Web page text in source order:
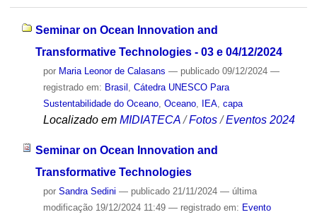
Seminar on Ocean Innovation and
Transformative Technologies - 03 e 04/12/2024
por Maria Leonor de Calasans — publicado09/12/2024 —
registrado em: Brasil
Cátedra UNESCO Para
Sustentabilidade do Oceano, Oceano, IEA, capa
Localizado em MIDIATECA /Fotos /Eventos 2024
Seminar on Ocean Innovation and
Transformative Technologies
por Sandra Sedini — publicado21/11/2024 — última
modificação19/12/2024 11:49 — registrado em: Evento